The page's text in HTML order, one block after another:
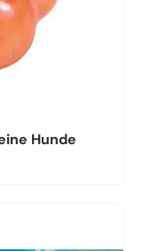
Hunde